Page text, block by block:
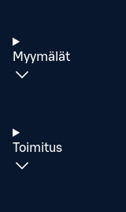
Myymälät
Toimitus